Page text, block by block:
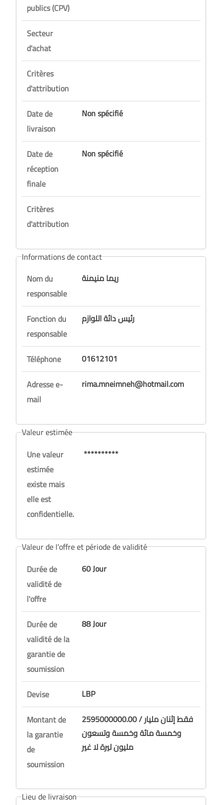
publics (CPV)
Secteur
d'achat
Critères
d'attribution
Date de
livraison
Non spécifié
Date de
réception
finale
Non spécifié
Critères
d'attribution
Informations de contact
Nom du
responsable
ريما منيمنة
Fonction du
responsable
رئيس دائة اللوازم
Téléphone
01612101
Adresse e-
mail
rima.mneimneh@hotmail.com
Valeur estimée
Une valeur
estimée
existe mais
elle est
confidentielle.
**********
Valeur de l'offre et période de validité
Durée de
validité de
l'offre
60 Jour
Durée de
validité de la
garantie de
soumission
88 Jour
Devise
LBP
Montant de
la garantie
de
soumission
2595000000.00 / فقط إثنان مليار
وخمسة مائة وخمسة وتسعون
مليون ليرة لا غير
Lieu de livraison